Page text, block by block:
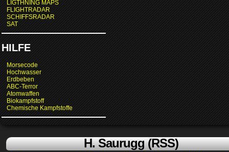
LIGTHNING MAPS
FLIGHTRADAR
SCHIFFSRADAR
SAT
HILFE
Morsecode
Hochwasser
Erdbeben
ABC-Terror
Atomwaffen
Biokampfstoff
Chemische Kampfstoffe
H. Saurugg (RSS)